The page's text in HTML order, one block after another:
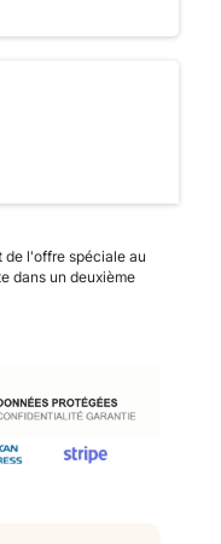
de l'offre spéciale au
dans un deuxième